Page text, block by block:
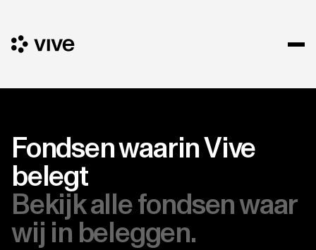
Fondsen waarin Vive
belegt
Bekijk alle fondsen waar
wij in beleggen.